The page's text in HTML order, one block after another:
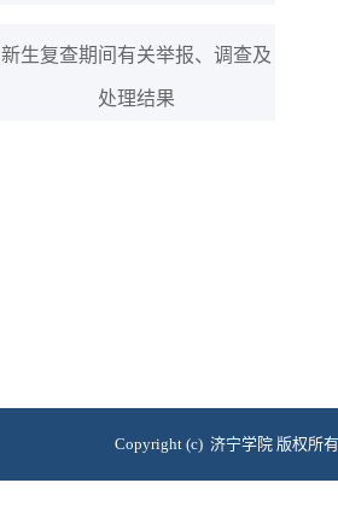
新生复查期间有关举报、调查及
处理结果
Copyright (c) 济宁学院 版权所